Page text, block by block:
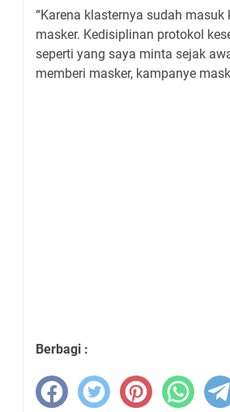
“Karena klasternya sudah
masker. Kedisiplinan protokol
seperti yang saya minta sejak
memberi masker, kampanye
Berbagi :